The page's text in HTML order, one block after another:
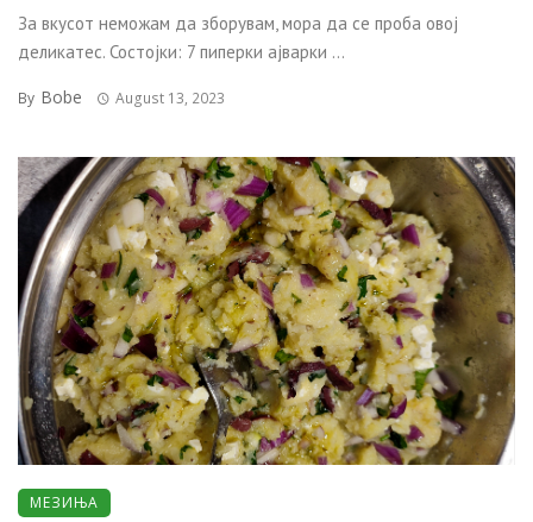
За вкусот неможам да зборувам, мора да се проба овој
деликатес. Состојки: 7 пиперки ајварки ...
By Bobe August 13, 2023
МЕЗИЊА